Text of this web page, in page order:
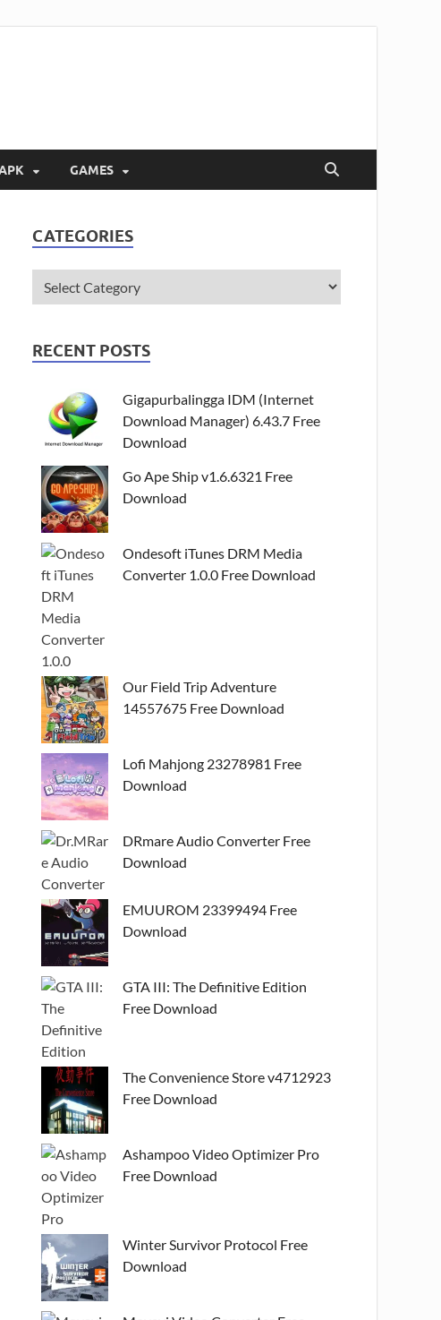
GAMES
CATEGORIES
RECENT POSTS
Gigapurbalingga IDM (Internet
Download Manager) 6.43.7 Free
Download
Go Ape Ship v1.6.6321 Free
Download
Ondesoft iTunes DRM Media
Converter 1.0.0 Free Download
Our Field Trip Adventure
14557675 Free Download
Lofi Mahjong 23278981 Free
Download
DRmare Audio Converter Free
Download
EMUUROM 23399494 Free
Download
GTA III: The Definitive Edition
Free Download
The Convenience Store v4712923
Free Download
Ashampoo Video Optimizer Pro
Free Download
Winter Survivor Protocol Free
Download